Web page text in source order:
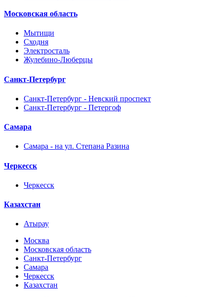
Московская область
Мытищи
Сходня
Электросталь
Жулебино-Люберцы
Санкт-Петербург
Санкт-Петербург - Невский проспект
Санкт-Петербург - Петергоф
Самара
Самара - на ул. Степана Разина
Черкесск
Черкесск
Казахстан
Атырау
Москва
Московская область
Санкт-Петербург
Самара
Черкесск
Казахстан